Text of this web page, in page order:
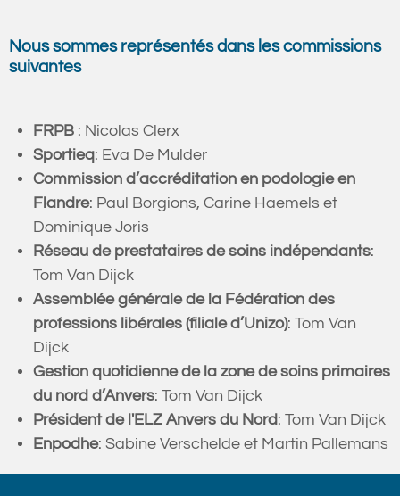
Nous sommes représentés dans les commissions
suivantes​​​​‌‍​‍​‍‌‍‌​‍‌‍‍‌‌‍‌‌‍‍‌‌‍‍​‍​‍​‍‍​‍​‍‌​‌‍​‌‌‍‍‌‍‍‌‌‌​‌‍‌​‍‍‌‍‍‌‌‍​‍​‍​‍​​‍​‍‌‍‍​‌​‍‌‍‌‌‌‍‌‍​‍​‍​‍‍​‍​‍​‍‌​‌‌​‌‌‌‌‍‌​‌‍‍‌‌‍​‍‌‍‍‌‌‍‍‌‌​‌‍‌‌‌‍‍‌‌​​‍‌‍‌‌‌‍‌​‌‍‍‌‌‌​​‍‌‍‌‌‍‌‍‌​‌‍‌‌​‌‌​​‌​‍‌‍‌‌‌​‌‍‌‌‌‍‍‌‌​‌‍​‌‌‌​‌‍‍‌‌‍‌‍‍​‍‌‍‍‌‌‍‌​​‌​​​​​​​‌​​‌‌‍​‌‌‍‌‍‌‍‌​​‍​​‍‌​‌‌​​‌​‌​​‍​​‍‌​‌​​‌‌‍​‌‍​‌​‍‌​‍‌​‌​​‌‌​​‌​‍‌‌‍‌​​​‌​​‍​‌​‌‍‌​​​‍​‍​​​‌​‌‍‌‍​‍​​​‌‍‌‍​‍‌‌​‌‍‌‌​​‌‍‌‌​‌‌‍​‌‌‍​‍‌‍‌‌‌‌‌​‌​​‌‍​‌‌‍‌‌‍‌‌​‍‌​​‌‍​‌‌‌​‌‍‍​​‌‌‍​‌‌‍​‍‌‍‌‌‌‌‌​‌​​‌‍​‌‌‍‌‌‍‌‌‌​‍​‌‍‌‌‌​‍‌‍‌​‌‍‌‌‌‍​‌‌​‌‍‍‌‌‍‌‍‍​‍‍‌​‌‌‌‌‍​‍‌‌‌​‌‍‌‌‌‍​‌‌​​‍‌‌​‌‌‌​​‍‌‌‌‍‍‌‍‌‌‌‍‌​‍‌‌​​‌​‌​​‍‌‌​​‌​‌​​‍‌‌​​‍​​‍‌‍‍‌‍​​‍‌‌​​‍​​‍​‍‌‌​‌‌‌​‌​​‍‍‌‌‍‌‍​‌‌‍​‌‌‌‌‍‌‌​‍‌‌​‌‌‌​​‍‌‌‌‍‍‌‍‌‌‌‍‌​‍‌‌​​‌​‌​​‍‌‌​​‌​‌​​‍‌‌​​‍​​‍​‌‍​​​​​‌​‍‌​‍‌‌‍​​‌​​​‌‍‌‍‌‍‌‍‌‍‌‍‌‍‌​​‍‌‌​​‍​​‍​‍‌‌​‌‌‌​‌​​‍‍‌‍​‌‍‍​‌‍‍‌‌‍​‌‍‌​‌​‍‌‍‌‌‌‍‍​‍‌‌​‌‌‌​​‍‌‌‌‍‍‌‍‌‌‌‍‌​‍‌‌​​‌​‌​​‍‌‌​​‌​‌​​‍‌‌​​‍​​‍​​‍​​​​​​​‍​​​​​‌‌‍​‌‍‌‍‌‍​​​‍​‌‍​‌‍​‍‌‌​​‍​​‍​‍‌‌​‌‌‌​‌​​‍‍‌‌​‌‍‌‌‌‍​‌‌​​‌‍​‍‌‍​‌‌​‌‍‌‌‌‌‌‌‌​‍‌‍​​‌​‍‌‌​​‍‌​‌‍‌​‌‌​‌‌‌‌‍‌​‌‍‍‌‌‍​‍‌‍‌‍‍‌‌‍‌​​‌​​​​​​​‌​​‌‌‍​‌‌‍‌‍‌‍‌​​‍​​‍‌​‌‌​​‌​‌​​‍​​‍‌​‌​​‌‌‍​‌‍​‌​‍‌​‍‌​‌​​‌‌​​‌​‍‌‌‍‌​​​‌​​‍​‌​‌‍‌​​​‍​‍​​​‌​‌‍‌‍​‍​​​‌‍‌‍​‍‌‍‌‌​‌‍‌‌​​‌‍‌‌​‌‌‍​‌‌‍​‍‌‍‌‌‌‌‌​‌​​‌‍​‌‌‍‌‌‍‌‌​‍‌‍‌​​‌‍​‌‌‌​‌‍‍​​‌‌‍​‌‌‍​‍‌‍‌‌‌‌‌​‌​​‌‍​‌‌‍‌‌‍‌‌‌​‍​‌‍‌‌‌​‍‌‍‌​‌‍‌‌‌‍​‌‌​‌‍‍‌‌‍‌‍‍​‍‍‌​‌‌‌‌‍​‍‌‌‌​‌‍‌‌‌‍​‌‌​​‍‌‌​‌‌‌​​‍‌‌‌‍‍‌‍‌‌‌‍‌​‍‌‌​​‌​‌​​‍‌‌​​‌​‌​​‍‌‌​​‍​​‍‌‍‍‌‍​​‍‌‌​​‍​​‍​‍‌‌​‌‌‌​‌​​‍‍‌‌‍‌‍​‌‌‍​‌‌‌‌‍‌‌​‍‌‌​‌‌‌​​‍‌‌‌‍‍‌‍‌‌‌‍‌​‍‌‌​​‌​‌​​‍‌‌​​‌​‌​​‍‌‌​​‍​​‍​‌‍​​​​​‌​‍‌​‍‌‌‍​​‌​​​‌‍‌‍‌‍‌‍‌‍‌‍‌‍‌​​‍‌‌​​‍​​‍​‍‌‌​‌‌‌​‌​​‍‍‌‍​‌‍‍​‌‍‍‌‌‍​‌‍‌​‌​‍‌‍‌‌‌‍‍​‍‌‌​‌‌‌​​‍‌‌‌‍‍‌‍‌‌‌‍‌​‍‌‌​​‌​‌​​‍‌‌​​‌​‌​​‍‌‌​​‍​​‍​​‍​​​​​​​‍​​​​​‌‌‍​‌‍‌‍‌‍​​​‍​‌‍​‌‍​‍‌‌​​‍​​‍​‍‌‌​‌‌‌​‌​​‍‍‌‌​‌‍‌‌‌‍​‌‌​​‍​‍‌​​​​‌‍​‍​‍‌‍‌​‍‌‍‍‌‌‍‌‌‍‍‌‌‍‍​‍​‍​‍‍​‍​‍‌​‌‍​‌‌‍‍‌‍‍‌‌‌​‌‍‌​‍‍‌‍‍‌‌‍​‍​‍​‍​​‍​‍‌‍‍​‌​‍‌‍‌‌‌‍‌‍​‍​‍​‍‍​‍​‍​‍‌​‌‌​‌‌‌‌‍‌​‌‍‍‌‌‍​‍‌‍‍‌‌‍‍‌‌​‌‍‌‌‌‍‍‌‌​​‍‌‍‌‌‌‍‌​‌‍‍‌‌‌​​‍‌‍‌‌‍‌‍‌​‌‍‌‌​‌‌​​‌​‍‌‍‌‌‌​‌‍‌‌‌‍‍‌‌​‌‍​‌‌‌​‌‍‍‌‌‍‌‍‍​‍‌‍‍‌‌‍‌​​‌​​​​​​​‌​​‌‌‍​‌‌‍‌‍‌‍‌​​‍​​‍‌​‌‌​​‌​‌​​‍​​‍‌​‌​​‌‌‍​‌‍​‌​‍‌​‍‌​‌​​‌‌​​‌​‍‌‌‍‌​​​‌​​‍​‌​‌‍‌​​​‍​‍​​​‌​‌‍‌‍​‍​​​‌‍‌‍​‍‌‌​‌‍‌‌​​‌‍‌‌​‌‌‍​‌‌‍​‍‌‍‌‌‌‌‌​‌​​‌‍​‌‌‍‌‌‍‌‌​‍‌​​‌‍​‌‌‌​‌‍‍​​‌‌‍​‌‌‍​‍‌‍‌‌‌‌‌​‌​​‌‍​‌‌‍‌‌‍‌‌‌​‍​‌‍‌‌‌​‍‌‍‌​‌‍‌‌‌‍​‌‌​‌‍‍‌‌‍‌‍‍​‍‍‌​‌‌‌‌‍​‍‌‌‌​‌‍‌‌‌‍​‌‌​​‍‌‌​‌‌‌​​‍‌‌‌‍‍‌‍‌‌‌‍‌​‍‌‌​​‌​‌​​‍‌‌​​‌​‌​​‍‌‌​​‍​​‍‌‍‍‌‍​​‍‌‌​​‍​​‍​‍‌‌​‌‌‌​‌​​‍‍‌‌‍‌‍​‌‌‍​‌‌‌‌‍‌‌​‍‌‌​‌‌‌​​‍‌‌‌‍‍‌‍‌‌‌‍‌​‍‌‌​​‌​‌​​‍‌‌​​‌​‌​​‍‌‌​​‍​​‍​‌‍​​​​​‌​‍‌​‍‌‌‍​​‌​​​‌‍‌‍‌‍‌‍‌‍‌‍‌‍‌​​‍‌‌​​‍​​‍​‍‌‌​‌‌‌​‌​​‍‍‌‍​‌‍‍​‌‍‍‌‌‍​‌‍‌​‌​‍‌‍‌‌‌‍‍​‍‌‌​‌‌‌​​‍‌‌‌‍‍‌‍‌‌‌‍‌​‍‌‌​​‌​‌​​‍‌‌​​‌​‌​​‍‌‌​​‍​​‍​​‍​​​​​​​‍​​​​​‌‌‍​‌‍‌‍‌‍​​​‍​‌‍​‌‍​‍‌‌​​‍​​‍​‍‌‌​‌‌‌​‌​​‍‍‌‌​‌‍‌‌‌‍​‌‌​​‌‍​‍‌‍​‌‌​‌‍‌‌‌‌‌‌‌​‍‌‍​​‌​‍‌‌​​‍‌​‌‍‌​‌‌​‌‌‌‌‍‌​‌‍‍‌‌‍​‍‌‍‌‍‍‌‌‍‌​​‌​​​​​​​‌​​‌‌‍​‌‌‍‌‍‌‍‌​​‍​​‍‌​‌‌​​‌​‌​​‍​​‍‌​‌​​‌‌‍​‌‍​‌​‍‌​‍‌​‌​​‌‌​​‌​‍‌‌‍‌​​​‌​​‍​‌​‌‍‌​​​‍​‍​​​‌​‌‍‌‍​‍​​​‌‍‌‍​‍‌‍‌‌​‌‍‌‌​​‌‍‌‌​‌‌‍​‌‌‍​‍‌‍‌‌‌‌‌​‌​​‌‍​‌‌‍‌‌‍‌‌​‍‌‍‌​​‌‍​‌‌‌​‌‍‍​​‌‌‍​‌‌‍​‍‌‍‌‌‌‌‌​‌​​‌‍​‌‌‍‌‌‍‌‌‌​‍​‌‍‌‌‌​‍‌‍‌​‌‍‌‌‌‍​‌‌​‌‍‍‌‌‍‌‍‍​‍‍‌​‌‌‌‌‍​‍‌‌‌​‌‍‌‌‌‍​‌‌​​‍‌‌​‌‌‌​​‍‌‌‌‍‍‌‍‌‌‌‍‌​‍‌‌​​‌​‌​​‍‌‌​​‌​‌​​‍‌‌​​‍​​‍‌‍‍‌‍​​‍‌‌​​‍​​‍​‍‌‌​‌‌‌​‌​​‍‍‌‌‍‌‍​‌‌‍​‌‌‌‌‍‌‌​‍‌‌​‌‌‌​​‍‌‌‌‍‍‌‍‌‌‌‍‌​‍‌‌​​‌​‌​​‍‌‌​​‌​‌​​‍‌‌​​‍​​‍​‌‍​​​​​‌​‍‌​‍‌‌‍​​‌​​​‌‍‌‍‌‍‌‍‌‍‌‍‌‍‌​​‍‌‌​​‍​​‍​‍‌‌​‌‌‌​‌​​‍‍‌‍​‌‍‍​‌‍‍‌‌‍​‌‍‌​‌​‍‌‍‌‌‌‍‍​‍‌‌​‌‌‌​​‍‌‌‌‍‍‌‍‌‌‌‍‌​‍‌‌​​‌​‌​​‍‌‌​​‌​‌​​‍‌‌​​‍​​‍​​‍​​​​​​​‍​​​​​‌‌‍​‌‍‌‍‌‍​​​‍​‌‍​‌‍​‍‌‌​​‍​​‍​‍‌‌​‌‌‌​‌​​‍‍‌‌​‌‍‌‌‌‍​‌‌​​‍​‍‌‌
FRPB : Nicolas Clerx
Sportieq: Eva De Mulder
Commission d’accréditation en podologie en
Flandre: Paul Borgions, Carine Haemels et
Dominique Joris
Réseau de prestataires de soins indépendants:
Tom Van Dijck
Assemblée générale de la Fédération des
professions libérales (filiale d’Unizo): Tom Van
Dijck
Gestion quotidienne de la zone de soins primaires
du nord d’Anvers: Tom Van Dijck
Président de l'ELZ Anvers du Nord: Tom Van Dijck
Enpodhe: Sabine Verschelde et Martin Pallemans